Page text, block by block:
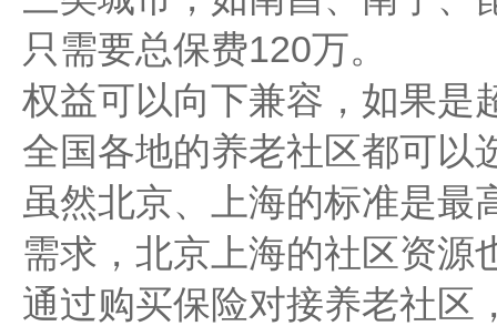
只需要总保费120万。
权益可以向下兼容，如果是
全国各地的养老社区都可以
虽然北京、上海的标准是最
需求，北京上海的社区资源
通过购买保险对接养老社区